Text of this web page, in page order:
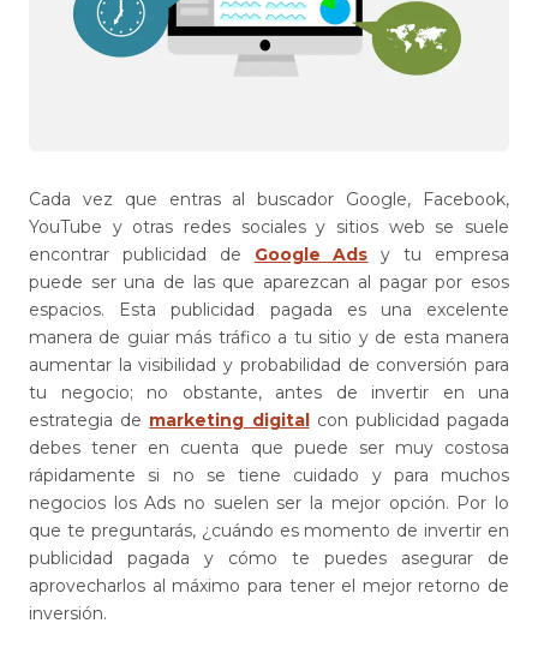
Cada vez que entras al buscador Google, Facebook,
YouTube y otras redes sociales y sitios web se suele
encontrar publicidad de Google Ads y tu empresa
puede ser una de las que aparezcan al pagar por esos
espacios. Esta publicidad pagada es una excelente
manera de guiar más tráfico a tu sitio y de esta manera
aumentar la visibilidad y probabilidad de conversión para
tu negocio; no obstante, antes de invertir en una
estrategia de marketing digitalcon publicidad pagada
debes tener en cuenta que puede ser muy costosa
rápidamente si no se tiene cuidado y para muchos
negocios los Ads no suelen ser la mejor opción. Por lo
que te preguntarás, ¿cuándo es momento de invertir en
publicidad pagada y cómo te puedes asegurar de
aprovecharlos al máximo para tener el mejor retorno de
inversión.